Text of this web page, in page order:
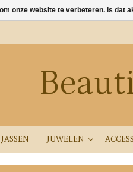
JASSEN JUWELEN
onze website te verbeteren. Is dat